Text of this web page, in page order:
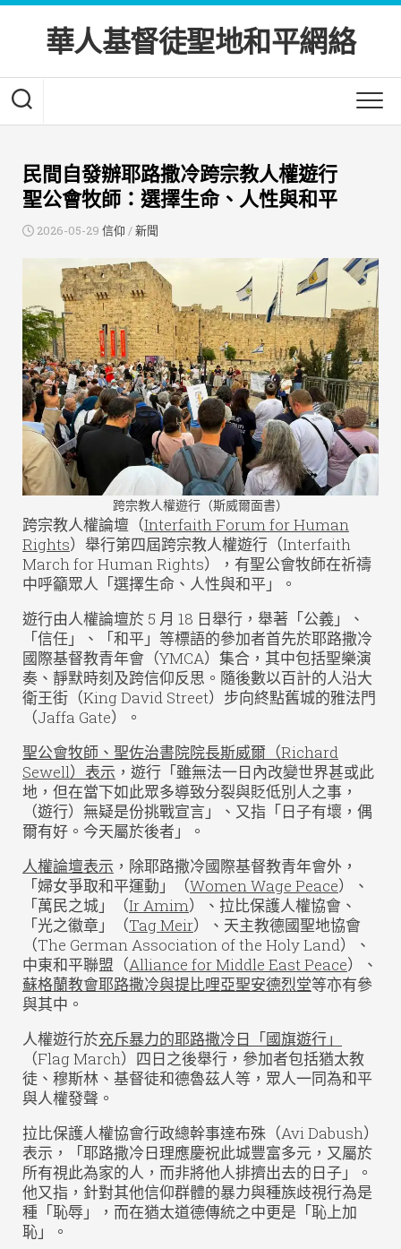
Skip
content華人基督徒聖地和平網絡
民間自發辦耶路撒冷跨宗教人權遊行
聖公會牧師：選擇生命、人性與和平
2026-05-29 信仰 /新聞
跨宗教人權遊行（斯威爾面書）
跨宗教人權論壇（Interfaith Forum for Human
Rights）舉行第四屆跨宗教人權遊行（Interfaith
March for Human Rights），有聖公會牧師在祈禱
中呼籲眾人「選擇生命、人性與和平」。
遊行由人權論壇於 5 月 18 日舉行，舉著「公義」、
「信任」、「和平」等標語的參加者首先於耶路撒冷
國際基督教青年會（YMCA）集合，其中包括聖樂演
奏、靜默時刻及跨信仰反思。隨後數以百計的人沿大
衛王街（King David Street）步向終點舊城的雅法門
（Jaffa Gate）。
聖公會牧師、聖佐治書院院長斯威爾（Richard
Sewell）表示 ，遊行「雖無法一日內改變世界甚或此
地，但在當下如此眾多導致分裂與貶低別人之事，
（遊行）無疑是份挑戰宣言」、又指「日子有壞，偶
爾有好。今天屬於後者」。
人權論壇表示 ，除耶路撒冷國際基督教青年會外，
「婦女爭取和平運動」（Women Wage Peace）、
「萬民之城」（Ir Amim）、拉比保護人權協會、
「光之徽章」（Tag Meir）、天主教德國聖地協會
（The German Association of the Holy Land）、
中東和平聯盟（Alliance for Middle East Peace）、
蘇格蘭教會耶路撒冷與提比哩亞聖安德烈堂等亦有參
與其中。
人權遊行於充斥暴力的耶路撒冷日「國旗遊行」
（Flag March）四日之後舉行，參加者包括猶太教
徒、穆斯林、基督徒和德魯茲人等，眾人一同為和平
與人權發聲。
拉比保護人權協會行政總幹事達布殊（Avi Dabush）
表示，「耶路撒冷日理應慶祝此城豐富多元，又屬於
所有視此為家的人，而非將他人排擠出去的日子」。
他又指，針對其他信仰群體的暴力與種族歧視行為是
種「恥辱」，而在猶太道德傳統之中更是「恥上加
恥」。